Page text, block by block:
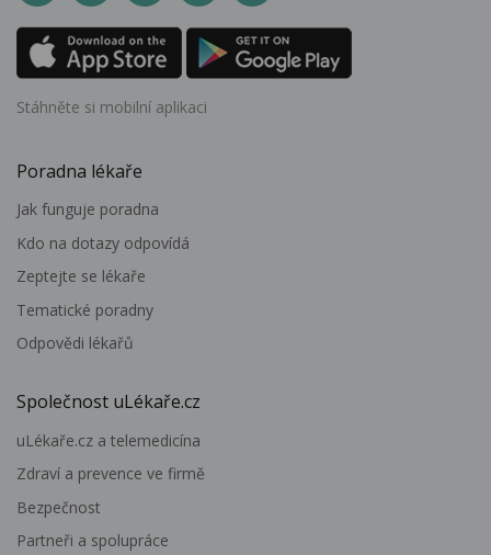
Stáhněte si mobilní aplikaci
Poradna lékaře
Jak funguje poradna
Kdo na dotazy odpovídá
Zeptejte se lékaře
Tematické poradny
Odpovědi lékařů
Společnost uLékaře.cz
uLékaře.cz a telemedicína
Zdraví a prevence ve firmě
Bezpečnost
Partneři a spolupráce